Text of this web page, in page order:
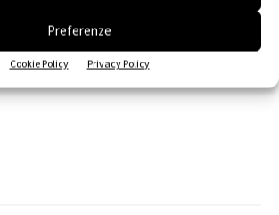
Preferenze
Cookie Policy Privacy Policy
Edilizia, VELUX e SIMA al Senato